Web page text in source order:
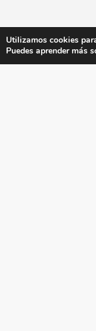
Utilizamos cookies
Puedes aprender más